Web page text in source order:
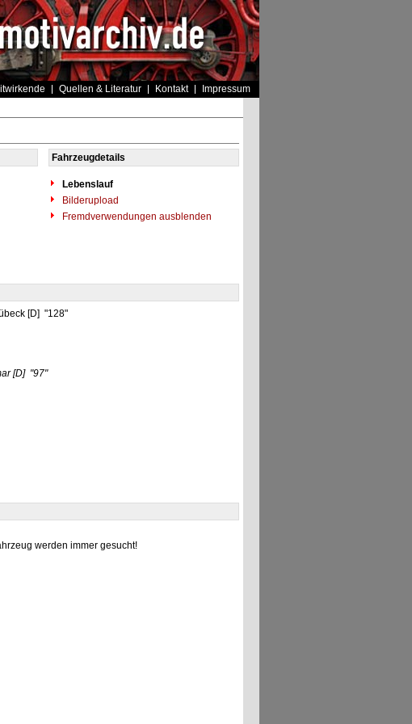
Quellen & Literatur Kontakt Impressum
Fahrzeugdetails
Lebenslauf
Bilderupload
Fremdverwendungen ausblenden
[D] "128"
[D] "97"
werden immer gesucht!